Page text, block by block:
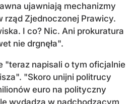
ujawniają mechanizmy
rząd Zjednoczonej Prawicy.
I co? Nic. Ani prokuratura
nie drgnęła".
"teraz napisali o tym oficjalnie
"Skoro unijni politrucy
euro na polityczny
wydadzą w nadchodzącym